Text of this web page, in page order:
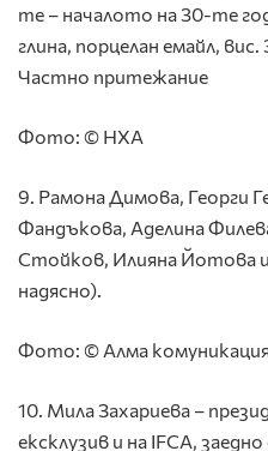
те – началото на 30-те
глина, порцелан емайл,
Частно притежание
Фото: © НХА
9. Рамона Димова, Георги
Фандъкова, Аделина
Стойков, Илияна Йотова
надясно).
Фото: © Алма
10. Мила Захариева –
ексклузив и на IFCA,